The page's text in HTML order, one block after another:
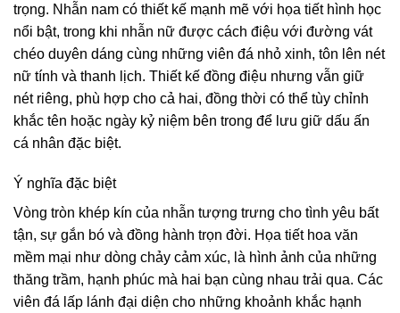
trọng. Nhẫn nam có thiết kế mạnh mẽ với họa tiết hình học
nổi bật, trong khi nhẫn nữ được cách điệu với đường vát
chéo duyên dáng cùng những viên đá nhỏ xinh, tôn lên nét
nữ tính và thanh lịch. Thiết kế đồng điệu nhưng vẫn giữ
nét riêng, phù hợp cho cả hai, đồng thời có thể tùy chỉnh
khắc tên hoặc ngày kỷ niệm bên trong để lưu giữ dấu ấn
cá nhân đặc biệt.
Ý nghĩa đặc biệt
Vòng tròn khép kín của nhẫn tượng trưng cho tình yêu bất
tận, sự gắn bó và đồng hành trọn đời. Họa tiết hoa văn
mềm mại như dòng chảy cảm xúc, là hình ảnh của những
thăng trầm, hạnh phúc mà hai bạn cùng nhau trải qua. Các
viên đá lấp lánh đại diện cho những khoảnh khắc hạnh